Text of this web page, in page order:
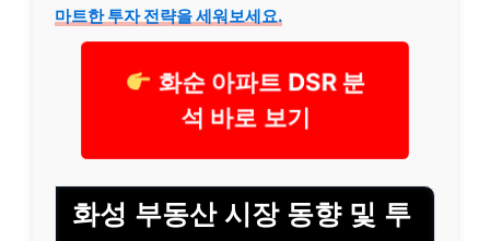
마트한 투자 전략을 세워보세요.
화순 아파트 DSR 분
석 바로 보기
화성 부동산 시장 동향 및 투